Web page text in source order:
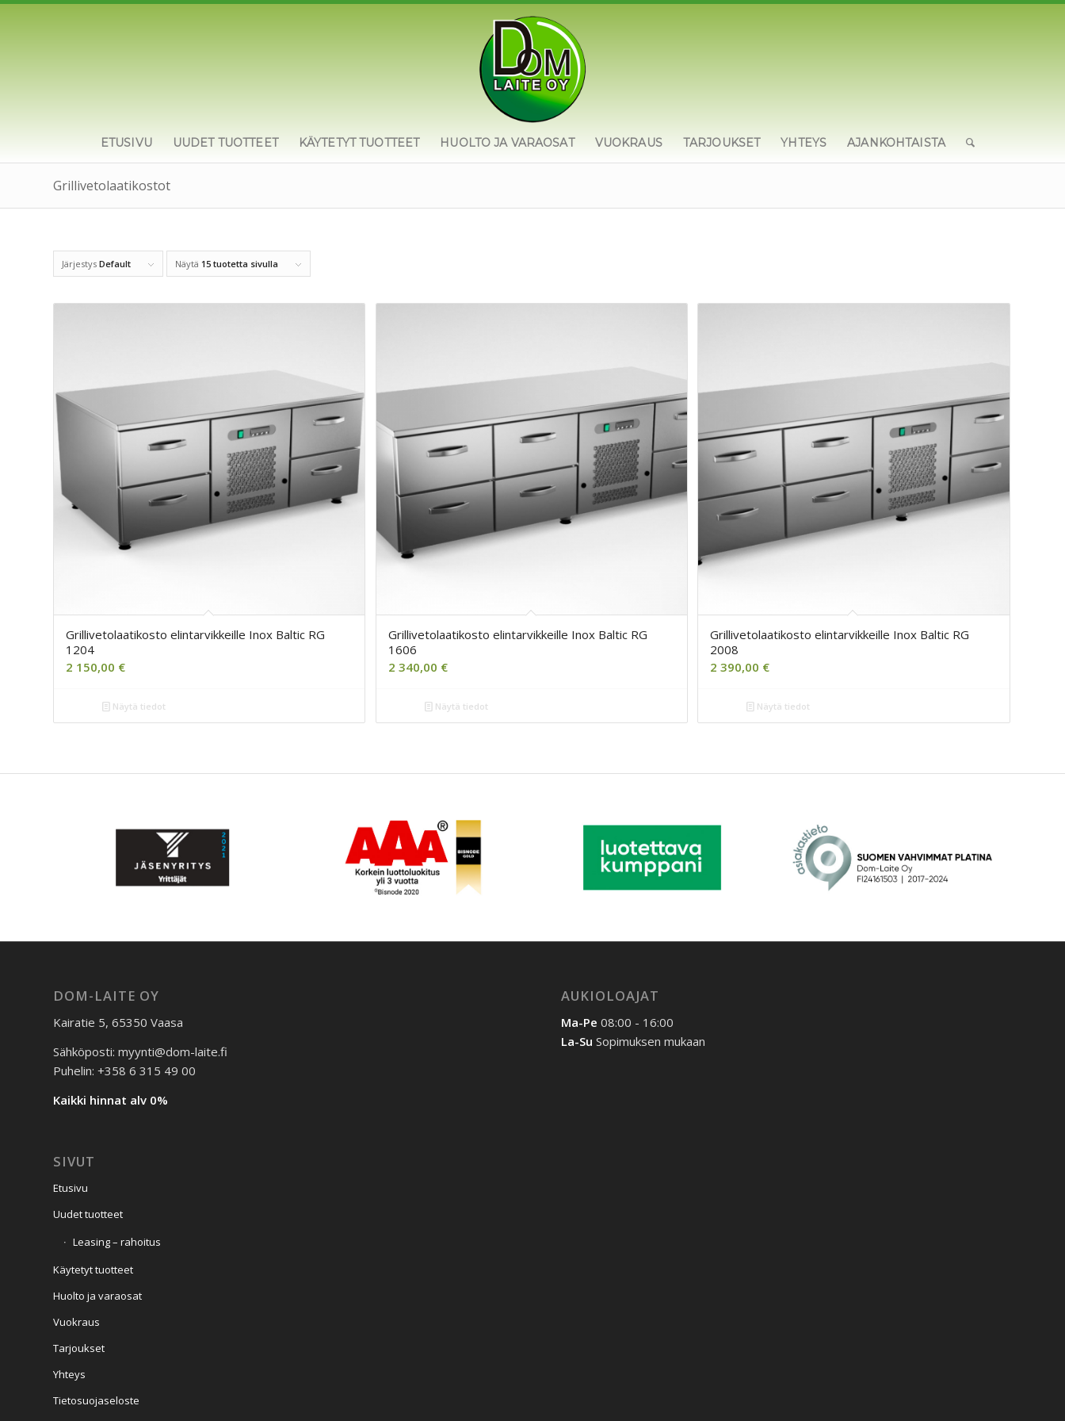
ETUSIVU UUDET TUOTTEET KÄYTETYT TUOTTEET HUOLTO JA VARAOSAT VUOKRAUS TARJOUKSET YHTEYS AJANKOHTAISTA
Grillivetolaatikostot
Järjestys Default Näytä 15 tuotetta sivulla
Grillivetolaatikosto elintarvikkeille Inox Baltic RG
1204
2 150,00 €
Näytä tiedot
Grillivetolaatikosto elintarvikkeille Inox Baltic RG
1606
2 340,00 €
Näytä tiedot
Grillivetolaatikosto elintarvikkeille Inox Baltic RG
2008
2 390,00 €
Näytä tiedot
DOM-LAITE OY
Kairatie 5, 65350 Vaasa
Sähköposti: myynti@dom-laite.fi
Puhelin: +358 6 315 49 00
Kaikki hinnat alv 0%
SIVUT
Etusivu
Uudet tuotteet
Leasing – rahoitus
Käytetyt tuotteet
Huolto ja varaosat
Vuokraus
Tarjoukset
Yhteys
Tietosuojaseloste
AUKIOLOAJAT
Ma-Pe 08:00 - 16:00
La-Su Sopimuksen mukaan